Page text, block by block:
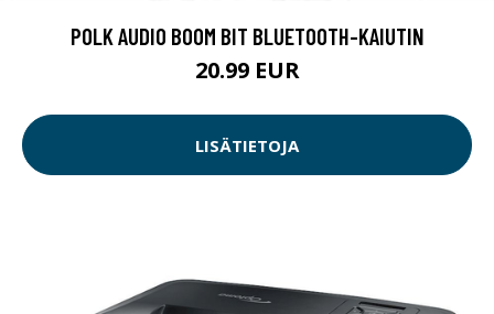
POLK AUDIO BOOM BIT BLUETOOTH-KAIUTIN
20.99 EUR
LISÄTIETOJA